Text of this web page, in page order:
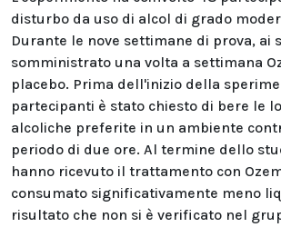
disturbo da uso di alcol di grado
Durante le nove settimane di prova, ai
somministrato una volta a settimana
placebo. Prima dell'inizio della
partecipanti è stato chiesto di bere le
alcoliche preferite in un ambiente
periodo di due ore. Al termine dello
hanno ricevuto il trattamento con
consumato significativamente meno
risultato che non si è verificato nel